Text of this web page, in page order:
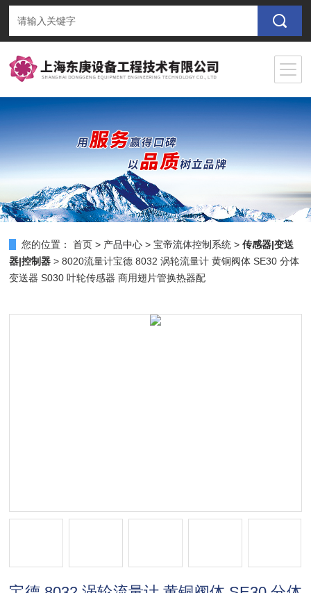
您的位置： 首页 > 产品中心 >宝帝流体控制系统 >传感器|变送
器|控制器 > 8020流量计宝德 8032 涡轮流量计 黄铜阀体 SE30 分体
变送器 S030 叶轮传感器 商用翅片管换热器配